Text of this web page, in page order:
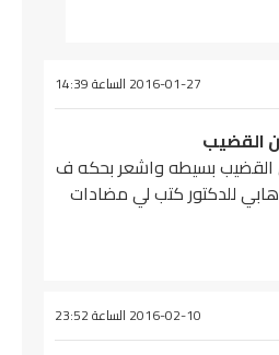
2016-01-27 الساعة 14:39
بسيطه واشعر بحكه ف
كتب لي مضادات
2016-02-10 الساعة 23:52